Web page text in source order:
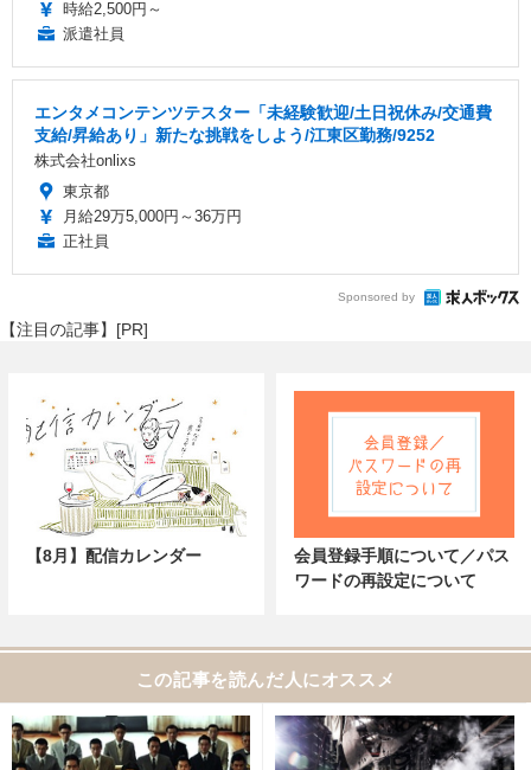
時給2,500円～
派遣社員
エンタメコンテンツテスター「未経験歓迎/土日祝休み/交通費
支給/昇給あり」新たな挑戦をしよう/江東区勤務/9252
株式会社onlixs
東京都
月給29万5,000円～36万円
正社員
Sponsored by
【注目の記事】[PR]
【8月】配信カレンダー
会員登録手順について／パス
ワードの再設定について
この記事を読んだ人にオススメ